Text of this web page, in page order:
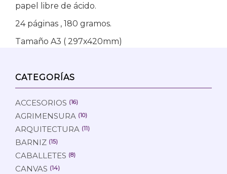
papel libre de ácido.
24 páginas , 180 gramos.
Tamaño A3 ( 297x420mm)
CATEGORÍAS
ACCESORIOS (16)
AGRIMENSURA (10)
ARQUITECTURA (11)
BARNIZ (15)
CABALLETES (8)
CANVAS (14)